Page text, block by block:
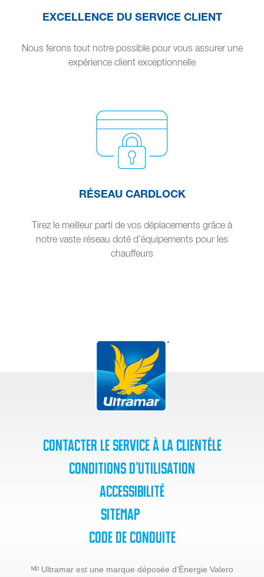
EXCELLENCE DU SERVICE CLIENT
Nous ferons tout notre possible pour vous assurer une
expérience client exceptionnelle
RÉSEAU CARDLOCK
Tirez le meilleur parti de vos déplacements grâce à
notre vaste réseau doté d’équipements pour les
chauffeurs
Contacter le service à la clientèle
Conditions d’utilisation
Accessibilité
SiteMap
Code de Conduite
ᴹᴰ Ultramar est une marque déposée d’Énergie Valero